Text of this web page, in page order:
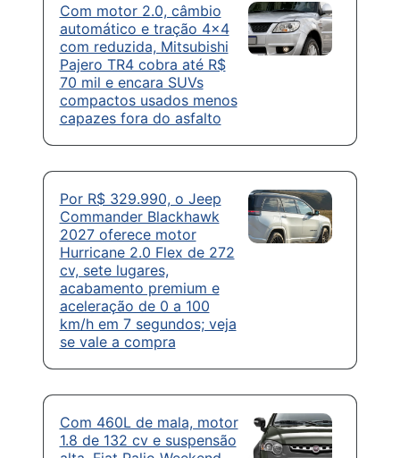
Com motor 2.0, câmbio
automático e tração 4×4
com reduzida, Mitsubishi
Pajero TR4 cobra até R$
70 mil e encara SUVs
compactos usados menos
capazes fora do asfalto
Por R$ 329.990, o Jeep
Commander Blackhawk
2027 oferece motor
Hurricane 2.0 Flex de 272
cv, sete lugares,
acabamento premium e
aceleração de 0 a 100
km/h em 7 segundos; veja
se vale a compra
Com 460L de mala, motor
1.8 de 132 cv e suspensão